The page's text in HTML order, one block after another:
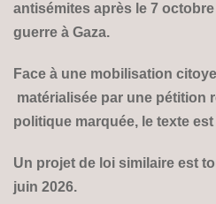
antisémites après le 7
guerre à Gaza.
Face à une mobilisation
matérialisée par une pétition
politique marquée, le texte
Un projet de loi similaire est
juin 2026.